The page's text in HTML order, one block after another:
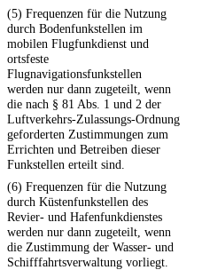
(5) Frequenzen für die Nutzung
durch Bodenfunkstellen im
mobilen Flugfunkdienst und
ortsfeste
Flugnavigationsfunkstellen
werden nur dann zugeteilt, wenn
die nach § 81 Abs. 1 und 2 der
Luftverkehrs-Zulassungs-Ordnung
geforderten Zustimmungen zum
Errichten und Betreiben dieser
Funkstellen erteilt sind.
(6) Frequenzen für die Nutzung
durch Küstenfunkstellen des
Revier- und Hafenfunkdienstes
werden nur dann zugeteilt, wenn
die Zustimmung der Wasser- und
Schifffahrtsverwaltung vorliegt.